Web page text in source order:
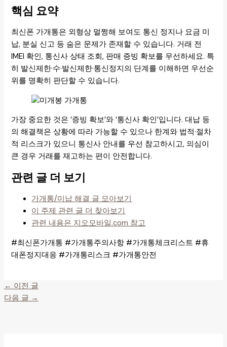
핵심 요약
최신폰 가개통은 외형상 멀쩡해 보여도 통신 정지나 요금 미
납, 분실 신고 등 숨은 문제가 존재할 수 있습니다. 거래 전
IMEI 확인, 통신사 상태 조회, 판매 증빙 확보를 우선하세요. 특
히 발신제한·수·발신제한·통신정지의 단계를 이해하면 우선순
위를 명확히 판단할 수 있습니다.
가장 중요한 것은 ‘증빙 확보’와 ‘통신사 확인’입니다. 대납 등
의 해결책은 상황에 따라 가능할 수 있으나 한계와 법적·절차
적 리스크가 있으니 통신사 안내를 우선 참고하시고, 의심이
큰 경우 거래를 재고하는 편이 안전합니다.
관련 글 더 보기
가개통/미납 해결 글 모아보기
이 주제 관련 글 더 찾아보기
관련 내용은 지오모바일.com 참고
#최신폰가개통 #가개통주의사항 #가개통체크리스트 #휴
대폰정지대응 #가개통리스크 #가개통안전
← 이전 글
다음 글 →